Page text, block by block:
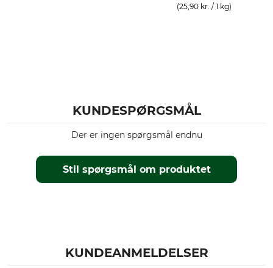
(25,90 kr. / 1 kg)
KUNDESPØRGSMÅL
Stil spørgsmål om produktet
Der er ingen spørgsmål endnu
KUNDEANMELDELSER